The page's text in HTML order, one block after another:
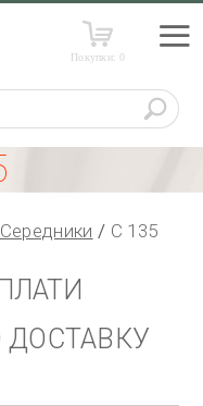
Покупки:0
Середники С 135
ДОСТАВКУ